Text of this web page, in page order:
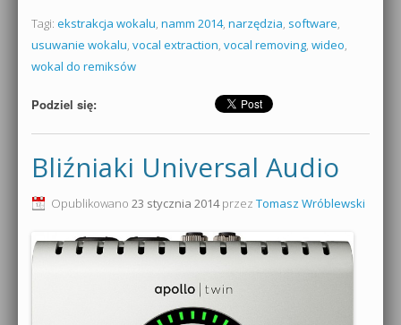
Tagi: ekstrakcja wokalu, namm 2014, narzędzia, software,
usuwanie wokalu, vocal extraction, vocal removing, wideo,
wokal do remiksów
Podziel się:
Bliźniaki Universal Audio
Opublikowano 23 stycznia 2014przez Tomasz Wróblewski